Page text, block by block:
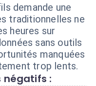
demande une
traditionnelles ne
heures sur
sans outils
manquées
trop lents.
négatifs :